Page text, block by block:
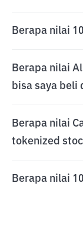
Berapa nilai
Berapa nilai
bisa saya beli
Berapa nilai
tokenized
Berapa nilai